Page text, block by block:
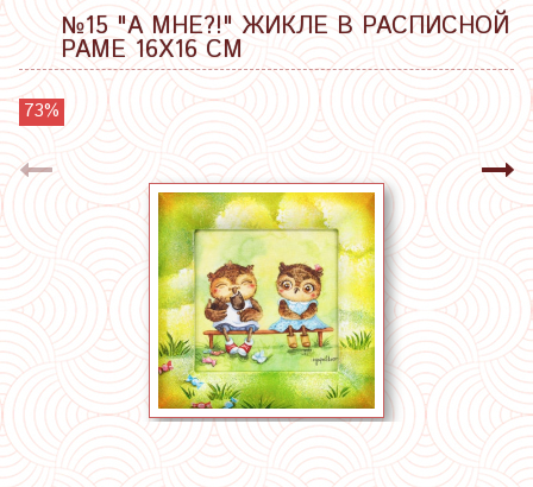
№15 "А МНЕ?!" ЖИКЛЕ В РАСПИСНОЙ
РАМЕ 16Х16 СМ
73%